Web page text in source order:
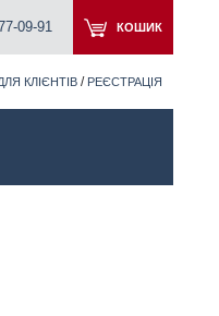
КОШИК
09-91
КЛІЄНТІВ / РЕЄСТРАЦІЯ